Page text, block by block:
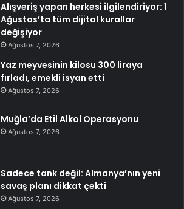
Alışveriş yapan herkesi ilgilendiriyor: 1
Ağustos’ta tüm dijital kurallar
değişiyor
Ağustos 7, 2026
Yaz meyvesinin kilosu 300 liraya
fırladı, emekli isyan etti
Ağustos 7, 2026
Muğla’da Etil Alkol Operasyonu
Ağustos 7, 2026
Sadece tank değil: Almanya’nın yeni
savaş planı dikkat çekti
Ağustos 7, 2026